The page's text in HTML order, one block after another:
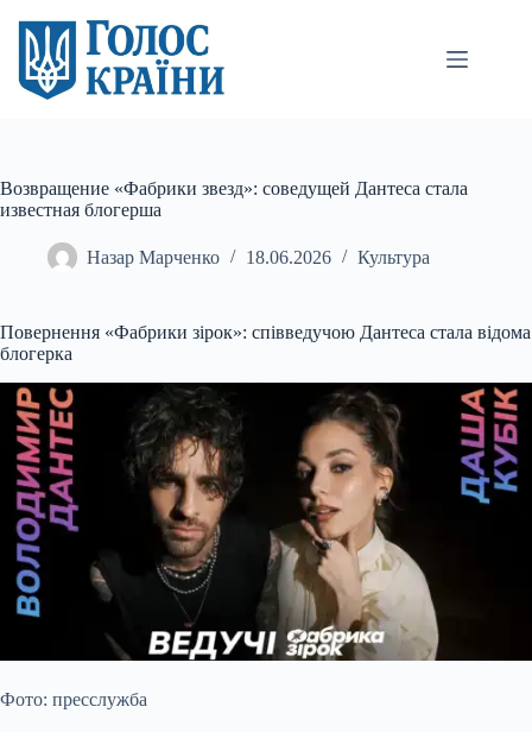
вмісту
Возвращение «Фабрики звезд»: соведущей Дантеса стала
известная блогерша
Назар Марченко 18.06.2026 Культура
Повернення «Фабрики зірок»: співведучою Дантеса стала відома
блогерка
Фото: пресслужба